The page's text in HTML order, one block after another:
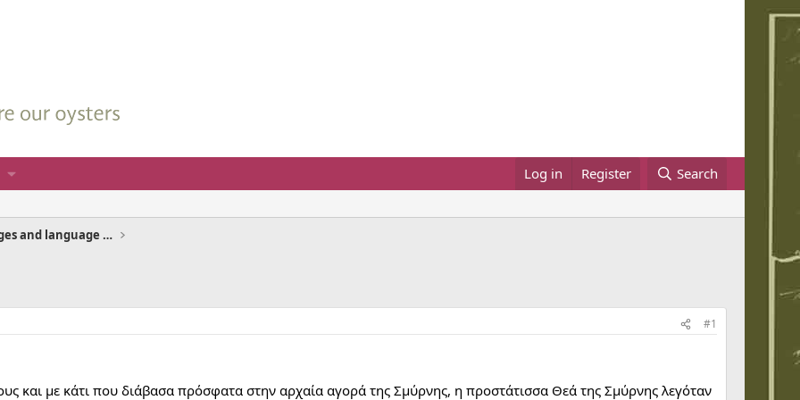
Log in Register Search
Queries on other languages and language pairs
#1
και με κάτι που διάβασα πρόσφατα στην αρχαία αγορά της Σμύρνης, η προστάτισσα Θεά της Σμύρνης λεγόταν